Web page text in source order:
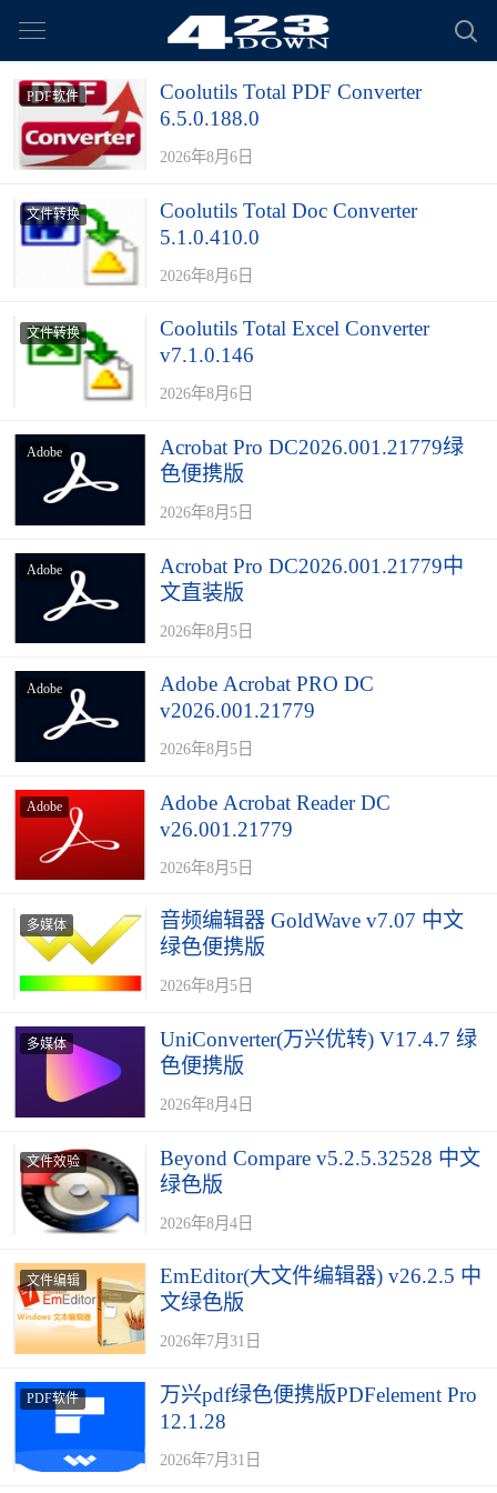
PDF软件
Coolutils Total PDF Converter
6.5.0.188.0
2026年8月6日
文件转换
Coolutils Total Doc Converter
5.1.0.410.0
2026年8月6日
文件转换
Coolutils Total Excel Converter
v7.1.0.146
2026年8月6日
Adobe
Acrobat Pro DC2026.001.21779绿
色便携版
2026年8月5日
Adobe
Acrobat Pro DC2026.001.21779中
文直装版
2026年8月5日
Adobe
Adobe Acrobat PRO DC
v2026.001.21779
2026年8月5日
Adobe
Adobe Acrobat Reader DC
v26.001.21779
2026年8月5日
多媒体
音频编辑器 GoldWave v7.07 中文
绿色便携版
2026年8月5日
多媒体
UniConverter(万兴优转) V17.4.7 绿
色便携版
2026年8月4日
文件效验
Beyond Compare v5.2.5.32528 中文
绿色版
2026年8月4日
文件编辑
EmEditor(大文件编辑器) v26.2.5 中
文绿色版
2026年7月31日
PDF软件
万兴pdf绿色便携版PDFelement Pro
12.1.28
2026年7月31日